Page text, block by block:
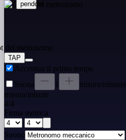
TAP
Accentua il primo tempo
Suona
1 misura/misure
misura/misure
4/4
Firma metrica
/
Suono